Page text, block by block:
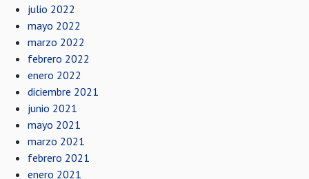
julio 2022
mayo 2022
marzo 2022
febrero 2022
enero 2022
diciembre 2021
junio 2021
mayo 2021
marzo 2021
febrero 2021
enero 2021